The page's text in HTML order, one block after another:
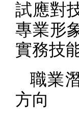
試應對
專業形
實務技能
職業
方向